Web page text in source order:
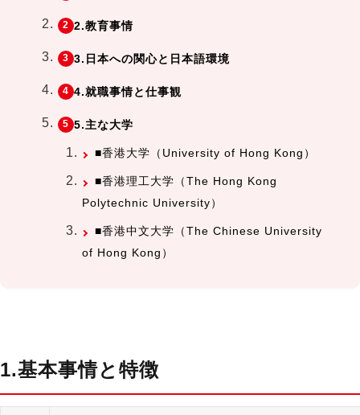
2.教育事情
3.日本への関心と日本語環境
4.就職事情と仕事観
5.主な大学
■香港大学（University of Hong Kong）
■香港理工大学（The Hong Kong
Polytechnic University）
■香港中文大学（The Chinese University
of Hong Kong）
1.基本事情と特徴